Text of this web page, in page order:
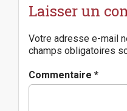
t
a
v
g
a
Laisser un
Votre adresse e-mail
champs obligatoires
Commentaire *